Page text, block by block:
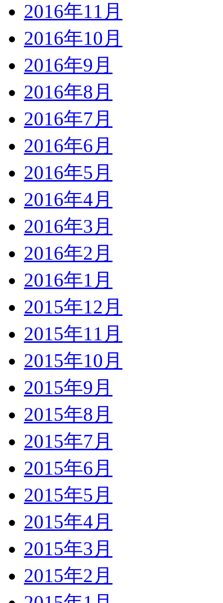
2016年11月
2016年10月
2016年9月
2016年8月
2016年7月
2016年6月
2016年5月
2016年4月
2016年3月
2016年2月
2016年1月
2015年12月
2015年11月
2015年10月
2015年9月
2015年8月
2015年7月
2015年6月
2015年5月
2015年4月
2015年3月
2015年2月